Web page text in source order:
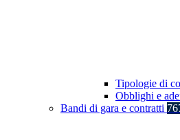
Tipologie di
Obblighi e
Bandi di gara e contratti